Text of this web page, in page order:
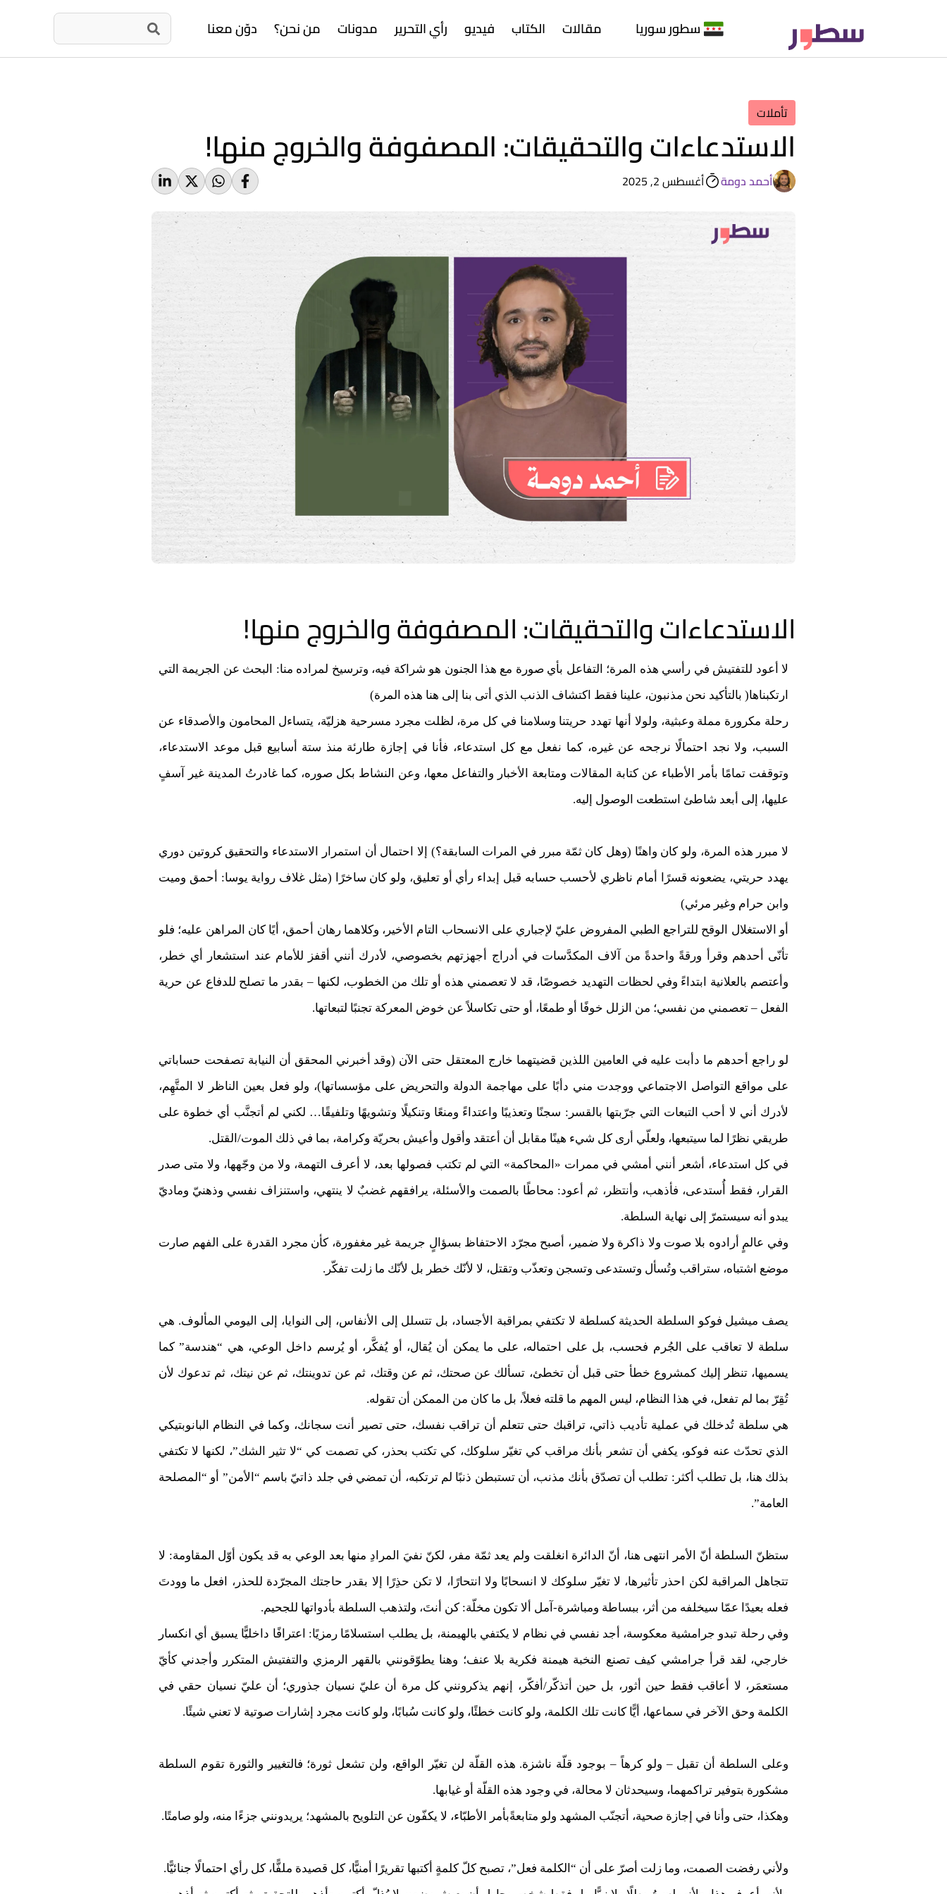
سطور سوريا مقالات الكتاب فيديو رأي التحرير مدونات من نحن؟ دوّن معنا
تأملات
الاستدعاءات والتحقيقات: المصفوفة والخروج منها!
أحمد دومة أغسطس 2, 2025
الاستدعاءات والتحقيقات: المصفوفة والخروج منها!
لا أعود للتفتيش في رأسي هذه المرة؛ التفاعل بأي صورة مع هذا الجنون هو شراكة فيه، وترسيخ لمراده منا: البحث عن الجريمة التي
ارتكبناها( بالتأكيد نحن مذنبون، علينا فقط اكتشاف الذنب الذي أتى بنا إلى هنا هذه المرة)
رحلة مكرورة مملة وعبثية، ولولا أنها تهدد حريتنا وسلامنا في كل مرة، لظلت مجرد مسرحية هزليّة، يتساءل المحامون والأصدقاء عن
السبب، ولا نجد احتمالًا نرجحه عن غيره، كما نفعل مع كل استدعاء، فأنا في إجازة طارئة منذ ستة أسابيع قبل موعد الاستدعاء،
وتوقفت تمامًا بأمر الأطباء عن كتابة المقالات ومتابعة الأخبار والتفاعل معها، وعن النشاط بكل صوره، كما غادرتُ المدينة غير آسفٍ
عليها، إلى أبعد شاطئ استطعت الوصول إليه.
لا مبرر هذه المرة، ولو كان واهنًا (وهل كان ثمّة مبرر في المرات السابقة؟) إلا احتمال أن استمرار الاستدعاء والتحقيق كروتين دوري
يهدد حريتي، يضعونه قسرًا أمام ناظري لأحسب حسابه قبل إبداء رأي أو تعليق، ولو كان ساخرًا (مثل غلاف رواية يوسا: أحمق وميت
وابن حرام وغير مرئي)
أو الاستغلال الوقح للتراجع الطبي المفروض عليّ لإجباري على الانسحاب التام الأخير، وكلاهما رهان أحمق، أيًا كان المراهن عليه؛ فلو
تأنّى أحدهم وقرأ ورقةً واحدةً من آلاف المكدَّسات في أدراج أجهزتهم بخصوصي، لأدرك أنني أقفز للأمام عند استشعار أي خطر،
وأعتصم بالعلانية ابتداءً وفي لحظات التهديد خصوصًا، قد لا تعصمني هذه أو تلك من الخطوب، لكنها – بقدر ما تصلح للدفاع عن حرية
الفعل – تعصمني من نفسي؛ من الزلل خوفًا أو طمعًا، أو حتى تكاسلاً عن خوض المعركة تجنبًا لتبعاتها.
لو راجع أحدهم ما دأبت عليه في العامين اللذين قضيتهما خارج المعتقل حتى الآن (وقد أخبرني المحقق أن النيابة تصفحت حساباتي
على مواقع التواصل الاجتماعي ووجدت مني دأبًا على مهاجمة الدولة والتحريض على مؤسساتها)، ولو فعل بعين الناظر لا المتَّهِم،
لأدرك أني لا أحب التبعات التي جرّبتها بالقسر: سجنًا وتعذيبًا واعتداءً ومنعًا وتنكيلًا وتشويهًا وتلفيقًا… لكني لم أتجنَّب أي خطوة على
طريقي نظرًا لما سيتبعها، ولعلّي أرى كل شيء هينًا مقابل أن أعتقد وأقول وأعيش بحريّة وكرامة، بما في ذلك الموت/القتل.
في كل استدعاء، أشعر أنني أمشي في ممرات «المحاكمة» التي لم تكتب فصولها بعد، لا أعرف التهمة، ولا من وجّهها، ولا متى صدر
القرار، فقط أُستدعى، فأذهب، وأنتظر، ثم أعود: محاطًا بالصمت والأسئلة، يرافقهم غضبٌ لا ينتهي، واستنزاف نفسي وذهنيّ وماديّ
يبدو أنه سيستمرّ إلى نهاية السلطة.
وفي عالمٍ أرادوه بلا صوت ولا ذاكرة ولا ضمير، أصبح مجرّد الاحتفاظ بسؤالٍ جريمة غير مغفورة، كأن مجرد القدرة على الفهم صارت
موضع اشتباه، ستراقب وتُسأل وتستدعى وتسجن وتعذّب وتقتل، لا لأنّك خطر بل لأنّك ما زلت تفكّر.
يصف ميشيل فوكو السلطة الحديثة كسلطة لا تكتفي بمراقبة الأجساد، بل تتسلل إلى الأنفاس، إلى النوايا، إلى اليومي المألوف. هي
سلطة لا تعاقب على الجُرم فحسب، بل على احتماله، على ما يمكن أن يُقال، أو يُفكَّر، أو يُرسم داخل الوعي، هي “هندسة” كما
يسميها، تنظر إليك كمشروع خطأ حتى قبل أن تخطئ، تسألك عن صحتك، ثم عن وقتك، ثم عن تدوينتك، ثم عن نيتك، ثم تدعوك لأن
تُقِرّ بما لم تفعل، في هذا النظام، ليس المهم ما قلته فعلاً، بل ما كان من الممكن أن تقوله.
هي سلطة تُدخلك في عملية تأديب ذاتي، تراقبك حتى تتعلم أن تراقب نفسك، حتى تصير أنت سجانك، وكما في النظام البانوبتيكي
الذي تحدّث عنه فوكو، يكفي أن تشعر بأنك مراقب كي تغيّر سلوكك، كي تكتب بحذر، كي تصمت كي “لا تثير الشك”، لكنها لا تكتفي
بذلك هنا، بل تطلب أكثر: تطلب أن تصدّق بأنك مذنب، أن تستبطن ذنبًا لم ترتكبه، أن تمضي في جلد ذاتيّ باسم “الأمن” أو “المصلحة
العامة”.
ستظنّ السلطة أنّ الأمر انتهى هنا، أنّ الدائرة انغلقت ولم يعد ثمّة مفر، لكنّ نفيَ المرادِ منها بعد الوعي به قد يكون أوّل المقاومة: لا
تتجاهل المراقبة لكن احذر تأثيرها، لا تغيّر سلوكك لا انسحابًا ولا انتحارًا، لا تكن حذِرًا إلا بقدر حاجتك المجرّدة للحذر، افعل ما وودتَ
فعله بعيدًا عمّا سيخلفه من أثر، ببساطة ومباشرة-آمل ألا تكون مخلّة: كن أنتَ، ولتذهب السلطة بأدواتها للجحيم.
وفي رحلة تبدو جرامشية معكوسة، أجد نفسي في نظام لا يكتفي بالهيمنة، بل يطلب استسلامًا رمزيًا: اعترافًا داخليًّا يسبق أي انكسار
خارجي، لقد قرأ جرامشي كيف تصنع النخبة هيمنة فكرية بلا عنف؛ وهنا يطوّقونني بالقهر الرمزي والتفتيش المتكرر وأجدني كأيّ
مستعمَر، لا أعاقب فقط حين أثور، بل حين أتذكّر/أفكّر، إنهم يذكرونني كل مرة أن عليّ نسيان جذوري؛ أن عليّ نسيان حقي في
الكلمة وحق الآخر في سماعها، أيًّا كانت تلك الكلمة، ولو كانت خطئًا، ولو كانت سُبابًا، ولو كانت مجرد إشارات صوتية لا تعني شيئًا.
وعلى السلطة أن تقبل – ولو كرهاً – بوجود قلّة ناشزة. هذه القلّة لن تغيّر الواقع، ولن تشعل ثورة؛ فالتغيير والثورة تقوم السلطة
مشكورة بتوفير تراكمهما، وسيحدثان لا محالة، في وجود هذه القلّة أو غيابها.
وهكذا، حتى وأنا في إجازة صحية، أتجنّب المشهد ولو متابعةًبأمر الأطبّاء، لا يكفّون عن التلويح بالمشهد؛ يريدونني جزءًا منه، ولو صامتًا.
ولأني رفضت الصمت، وما زلت أصرّ على أن “الكلمة فعل”، تصبح كلّ كلمةٍ أكتبها تقريرًا أمنيًّا، كل قصيدة ملفًّا، كل رأي احتمالًا جنائيًّا.